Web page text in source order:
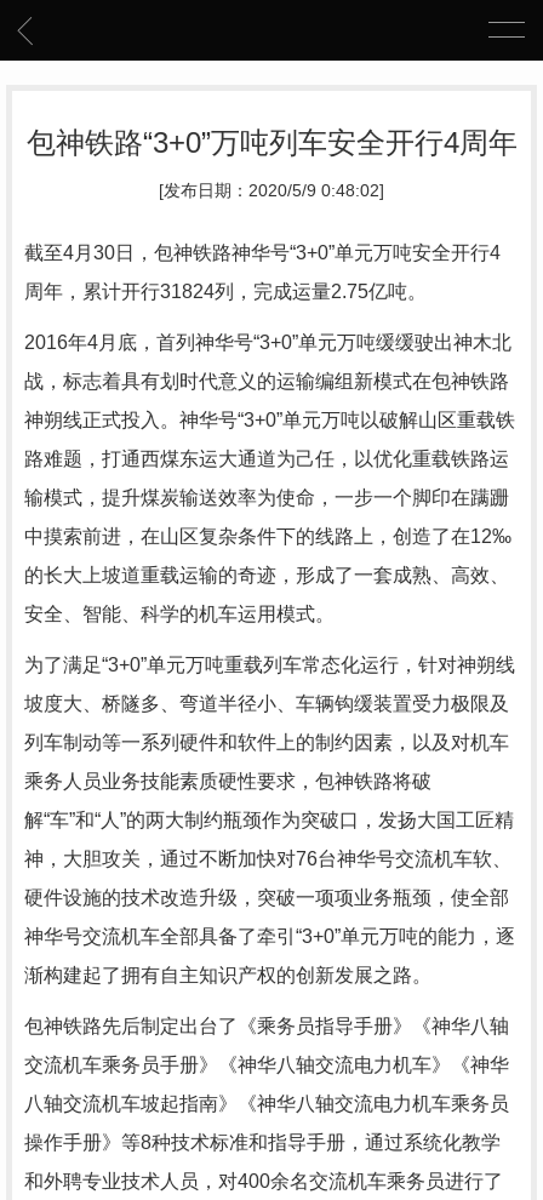
包神铁路“3+0”万吨列车安全开行4周年
[发布日期：2020/5/9 0:48:02]
截至4月30日，包神铁路神华号“3+0”单元万吨安全开行4
周年，累计开行31824列，完成运量2.75亿吨。
2016年4月底，首列神华号“3+0”单元万吨缓缓驶出神木北
战，标志着具有划时代意义的运输编组新模式在包神铁路
神朔线正式投入。神华号“3+0”单元万吨以破解山区重载铁
路难题，打通西煤东运大通道为己任，以优化重载铁路运
输模式，提升煤炭输送效率为使命，一步一个脚印在蹒跚
中摸索前进，在山区复杂条件下的线路上，创造了在12‰
的长大上坡道重载运输的奇迹，形成了一套成熟、高效、
安全、智能、科学的机车运用模式。
为了满足“3+0”单元万吨重载列车常态化运行，针对神朔线
坡度大、桥隧多、弯道半径小、车辆钩缓装置受力极限及
列车制动等一系列硬件和软件上的制约因素，以及对机车
乘务人员业务技能素质硬性要求，包神铁路将破
解“车”和“人”的两大制约瓶颈作为突破口，发扬大国工匠精
神，大胆攻关，通过不断加快对76台神华号交流机车软、
硬件设施的技术改造升级，突破一项项业务瓶颈，使全部
神华号交流机车全部具备了牵引“3+0”单元万吨的能力，逐
渐构建起了拥有自主知识产权的创新发展之路。
包神铁路先后制定出台了《乘务员指导手册》《神华八轴
交流机车乘务员手册》《神华八轴交流电力机车》《神华
八轴交流机车坡起指南》《神华八轴交流电力机车乘务员
操作手册》等8种技术标准和指导手册，通过系统化教学
和外聘专业技术人员，对400余名交流机车乘务员进行了